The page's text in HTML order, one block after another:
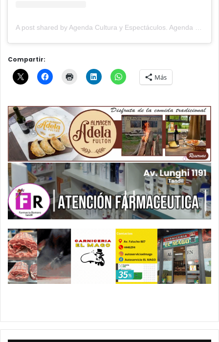
A post shared by Agenda Cultura y Espectáculos. Agenda Cultural Tandil. (@agendacye)
Compartir:
Más